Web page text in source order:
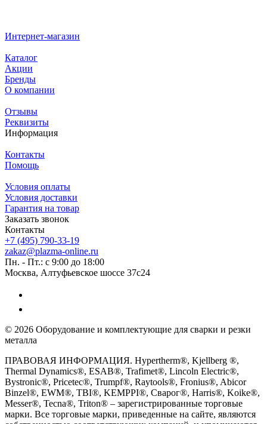
Интернет-магазин
Каталог
Акции
Бренды
О компании
Отзывы
Реквизиты
Информация
Контакты
Помощь
Условия оплаты
Условия доставки
Гарантия на товар
Заказать звонок
Контакты
+7 (495) 790-33-19
zakaz@plazma-online.ru
Пн. - Пт.: с 9:00 до 18:00
Москва, Алтуфьевское шоссе 37с24
© 2026 Оборудование и комплектующие для сварки и резки
металла
ПРАВОВАЯ ИНФОРМАЦИЯ. Hypertherm®, Kjellberg ®,
Thermal Dynamics®, ESAB®, Trafimet®, Lincoln Electric®,
Bystronic®, Pricetec®, Trumpf®, Raytools®, Fronius®, Abicor
Binzel®, EWM®, TBI®, KEMPPI®, Сварог®, Harris®, Koike®,
Messer®, Tecna®, Triton® – зарегистрированные торговые
марки. Все торговые марки, приведенные на сайте, являются